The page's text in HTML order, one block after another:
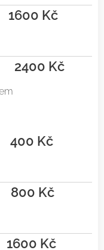
1600 Kč
2400 Kč
400 Kč
800 Kč
1600 Kč